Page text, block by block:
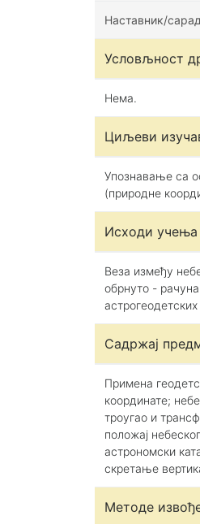
Наставник/
Условљност
Нема.
Циљеви
Упознавање са
(природне
Исходи учења
Веза између
обрнуто -
Садржај
Примена
координате;
троугао и
положај
астрономски
скретање
Методе